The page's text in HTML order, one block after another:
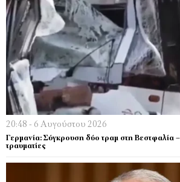
20:48 - 6 Αυγούστου 2026
Γερμανία: Σύγκρουση δύο τραμ στη Βεστφαλία
τραυματίες